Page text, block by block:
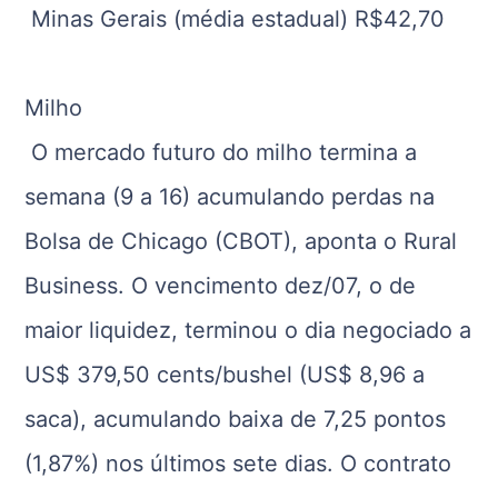
Minas Gerais (média estadual) R$42,70
Milho
O mercado futuro do milho termina a
semana (9 a 16) acumulando perdas na
Bolsa de Chicago (CBOT), aponta o Rural
Business. O vencimento dez/07, o de
maior liquidez, terminou o dia negociado a
US$ 379,50 cents/bushel (US$ 8,96 a
saca), acumulando baixa de 7,25 pontos
(1,87%) nos últimos sete dias. O contrato